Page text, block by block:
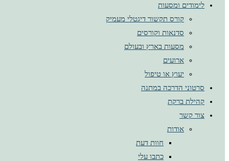
לימודים ומסעות
קורס תקשור דיגטלי מעמיק
סדנאות וקורסים
מסעות בארץ ובעולם
ארועים
יעוץ או טיפול
סרטוני הדרכה במתנה
קהילת ברקת
צור קשר
אודות
חוות דעת
כתבו עלי